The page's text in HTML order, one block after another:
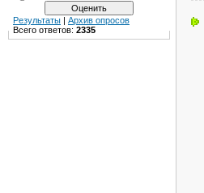
Результаты | Архив опросов
Всего ответов: 2335